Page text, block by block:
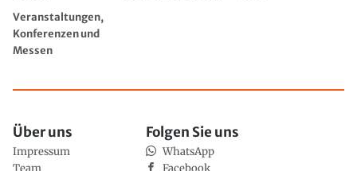
Veranstaltungen,
Konferenzen und
Messen
Über uns
Impressum
Folgen Sie uns
WhatsApp